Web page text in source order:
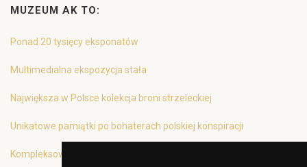
MUZEUM AK TO:
Ponad 20 tysięcy eksponatów
Multimedialna ekspozycja stała
Największa w Polsce kolekcja broni strzeleckiej
Unikatowe pamiątki po bohaterach polskiej konspiracji
Kompleksowa oferta edukacyjna